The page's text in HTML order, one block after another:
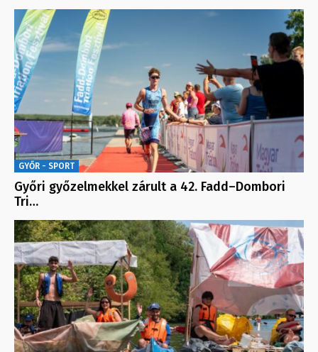
GYŐR - SPORT
Győri győzelmekkel zárult a 42. Fadd–Dombori
Tri…